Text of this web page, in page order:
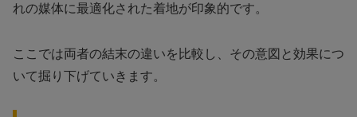
れの媒体に最適化された着地が印象的です。
ここでは両者の結末の違いを比較し、その意図と効果につ
いて掘り下げていきます。